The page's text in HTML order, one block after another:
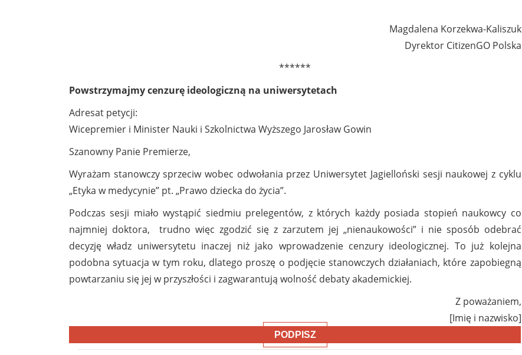
Magdalena Korzekwa-Kaliszuk
Dyrektor CitizenGO Polska
******
Powstrzymajmy cenzurę ideologiczną na uniwersytetach
Adresat petycji:
Wicepremier i Minister Nauki i Szkolnictwa Wyższego Jarosław Gowin
Szanowny Panie Premierze,
Wyrażam stanowczy sprzeciw wobec odwołania przez Uniwersytet Jagielloński sesji naukowej z cyklu
„Etyka w medycynie” pt. „Prawo dziecka do życia”.
Podczas sesji miało wystąpić siedmiu prelegentów, z których każdy posiada stopień naukowcy co
najmniej doktora, trudno więc zgodzić się z zarzutem jej „nienaukowości” i nie sposób odebrać
decyzję władz uniwersytetu inaczej niż jako wprowadzenie cenzury ideologicznej. To już kolejna
podobna sytuacja w tym roku, dlatego proszę o podjęcie stanowczych działaniach, które zapobiegną
powtarzaniu się jej w przyszłości i zagwarantują wolność debaty akademickiej.
Z poważaniem,
[Imię i nazwisko]
PODPISZ